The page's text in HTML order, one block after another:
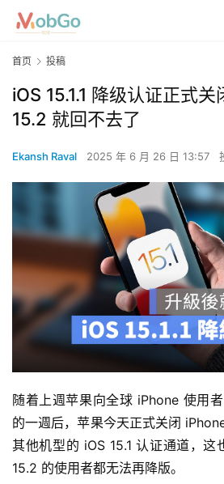
首页 投稿
iOS 15.1.1 降级认证正式
15.2 就回不去了
Ekansh Raval 2025 年 6 月 26 日 13:57
随着上週苹果向全球 iPhone 使用
的一週后，苹果今天正式关闭
其他机型的 iOS 15.1 认证通道，这
15.2 的使用者都无法再降版。